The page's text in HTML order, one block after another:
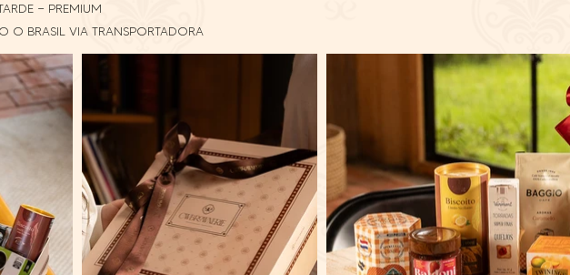
— PREMIUM
O BRASIL VIA TRANSPORTADORA